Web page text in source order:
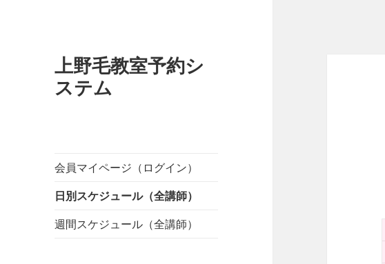
上野毛教室予約シ
ステム
会員マイページ（ログイン）
日別スケジュール（全講師）
週間スケジュール（全講師）